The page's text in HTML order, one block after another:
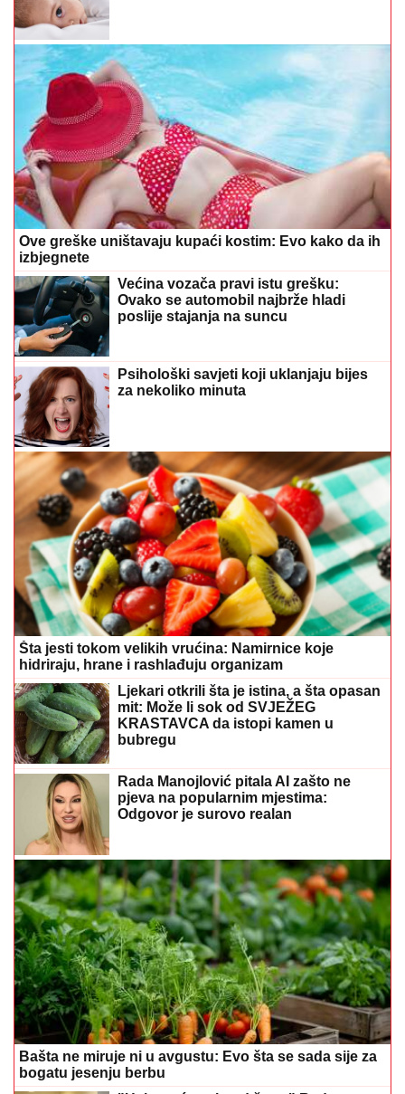
Ove greške uništavaju kupaći kostim: Evo kako da ih
izbjegnete
Većina vozača pravi istu grešku:
Ovako se automobil najbrže hladi
poslije stajanja na suncu
Psihološki savjeti koji uklanjaju bijes
za nekoliko minuta
Šta jesti tokom velikih vrućina: Namirnice koje
hidriraju, hrane i rashlađuju organizam
Ljekari otkrili šta je istina, a šta opasan
mit: Može li sok od SVJEŽEG
KRASTAVCA da istopi kamen u
bubregu
Rada Manojlović pitala AI zašto ne
pjeva na popularnim mjestima:
Odgovor je surovo realan
Bašta ne miruje ni u avgustu: Evo šta se sada sije za
bogatu jesenju berbu